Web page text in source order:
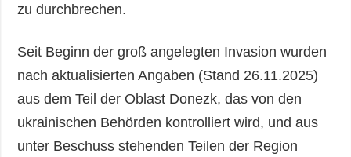
zu durchbrechen.
Seit Beginn der groß angelegten Invasion wurden
nach aktualisierten Angaben (Stand 26.11.2025)
aus dem Teil der Oblast Donezk, das von den
ukrainischen Behörden kontrolliert wird, und aus
unter Beschuss stehenden Teilen der Region